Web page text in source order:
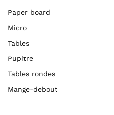
Paper board
Micro
Tables
Pupitre
Tables rondes
Mange-debout